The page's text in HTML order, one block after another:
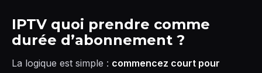
IPTV quoi prendre comme
durée d’abonnement ?
La logique est simple : commencez court pour